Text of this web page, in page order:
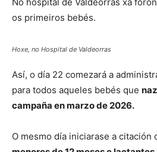
os primeiros bebés.
Hoxe, no Hospital de Valdeorras
Así, o día 22 comezará a
para todos aqueles bebés que
campaña en marzo de 2026.
O mesmo día iniciarase a citación